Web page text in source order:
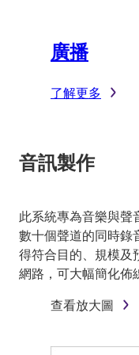
廣播
了解更多
音訊製作
此系統專為音樂與聲
數十個聲道的同時錄
得符合目的、規模及
網路，可大幅簡化佈
查看放大圖